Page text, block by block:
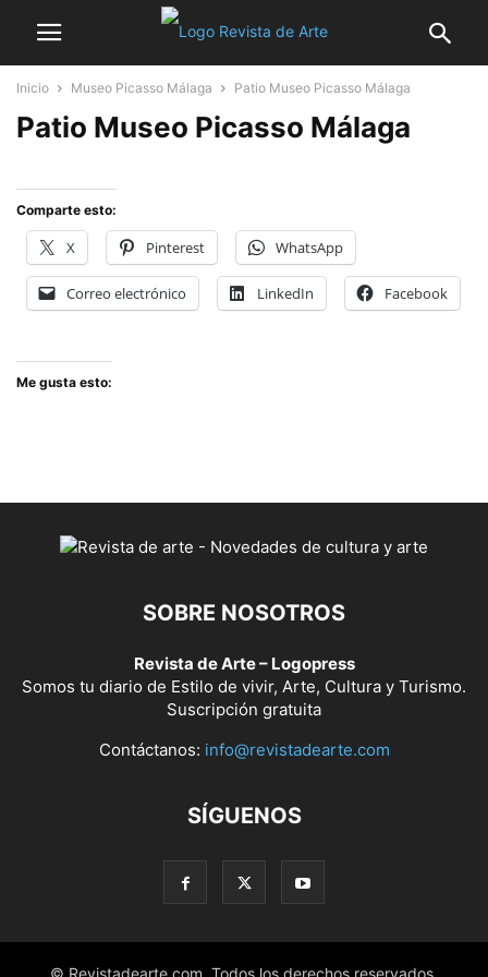
Inicio Museo Picasso Málaga Patio Museo Picasso Málaga
Patio Museo Picasso Málaga
Comparte esto:
X Pinterest WhatsApp
Correo electrónico LinkedIn Facebook
Me gusta esto:
SOBRE NOSOTROS
Revista de Arte – Logopress
Somos tu diario de Estilo de vivir, Arte, Cultura y Turismo.
Suscripción gratuita
Contáctanos: info@revistadearte.com
SÍGUENOS
© Revistadearte.com. Todos los derechos reservados.